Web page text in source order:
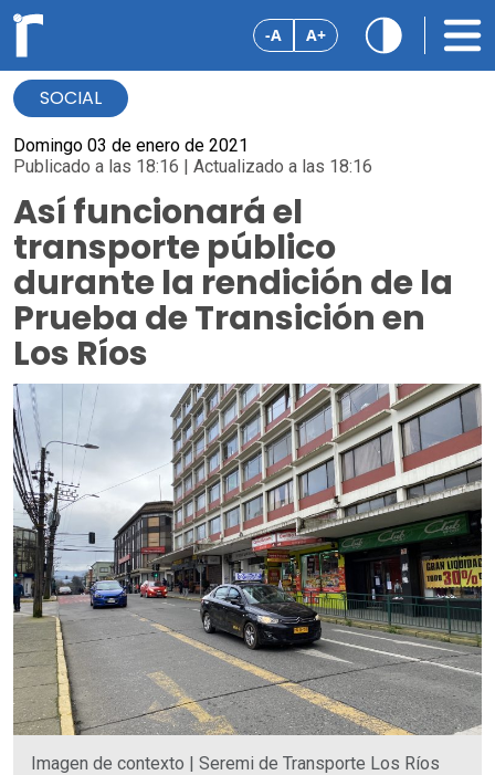
-A A+
SOCIAL
Domingo 03 de enero de 2021
Publicado a las 18:16 | Actualizado a las 18:16
Así funcionará el
transporte público
durante la rendición de la
Prueba de Transición en
Los Ríos
Imagen de contexto | Seremi de Transporte Los Ríos